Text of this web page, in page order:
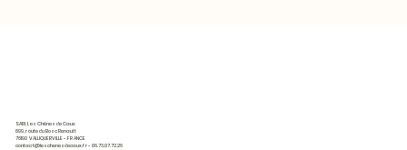
SARL Les Chênes de Caux
899, route du Bosc Renault
76190 VALLIQUERVILLE - FRANCE
contact@leschenesdecaux.fr- 06.73.07.72.26